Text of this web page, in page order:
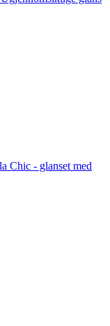
Chic - glanset med